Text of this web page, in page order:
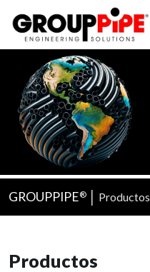
GROUPPIPE® Productos
Productos